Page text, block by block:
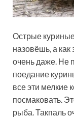
Острые
назовёшь, а как
очень даже. Не
поедание
все эти мелкие
посмаковать.
рыба. Такпаль